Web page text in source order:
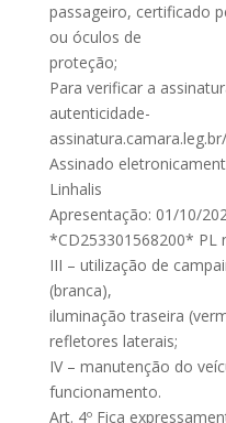
passageiro, certificado
ou óculos de
proteção;
Para verificar a
autenticidade-
Assinado
Linhalis
Apresentação: 01/10/
*CD253301568200* PL
III – utilização de
(branca),
iluminação traseira
refletores laterais;
IV – manutenção do
funcionamento.
Art. 4º Fica